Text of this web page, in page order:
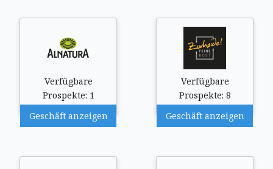
Verfügbare
Prospekte: 1
Geschäft anzeigen
Verfügbare
Prospekte: 8
Geschäft anzeigen